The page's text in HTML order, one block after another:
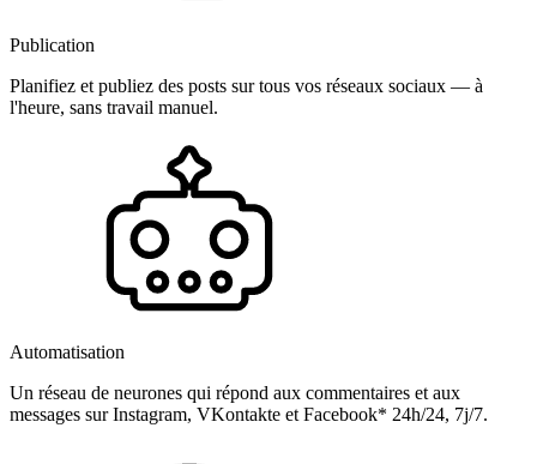
Publication
Planifiez et publiez des posts sur tous vos réseaux sociaux — à
l'heure, sans travail manuel.
Automatisation
Un réseau de neurones qui répond aux commentaires et aux
messages sur Instagram, VKontakte et Facebook* 24h/24, 7j/7.